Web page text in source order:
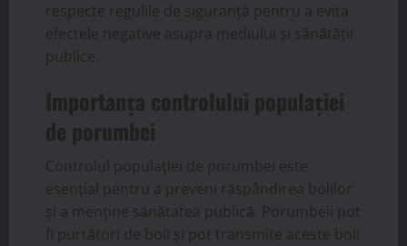
respecte regulile de siguranță pentru a evita
efectele negative asupra mediului și sănătății
publice.
Importanța controlului populației
de porumbei
Controlul populației de porumbei este
esențial pentru a preveni răspândirea bolilor
și a menține sănătatea publică. Porumbeii pot
fi purtători de boli și pot transmite aceste boli